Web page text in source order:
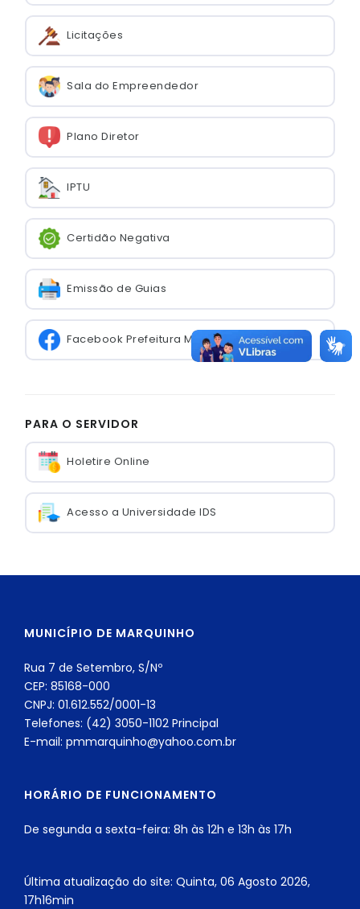
Licitações
Sala do Empreendedor
Plano Diretor
IPTU
Certidão Negativa
Emissão de Guias
Facebook Prefeitura Municipal
PARA O SERVIDOR
Holetire Online
Acesso a Universidade IDS
MUNICÍPIO DE MARQUINHO
Rua 7 de Setembro, S/Nº
CEP: 85168-000
CNPJ: 01.612.552/0001-13
Telefones: (42) 3050-1102 Principal
E-mail: pmmarquinho@yahoo.com.br
HORÁRIO DE FUNCIONAMENTO
De segunda a sexta-feira: 8h às 12h e 13h às 17h
Última atualização do site: Quinta, 06 Agosto 2026,
17h16min